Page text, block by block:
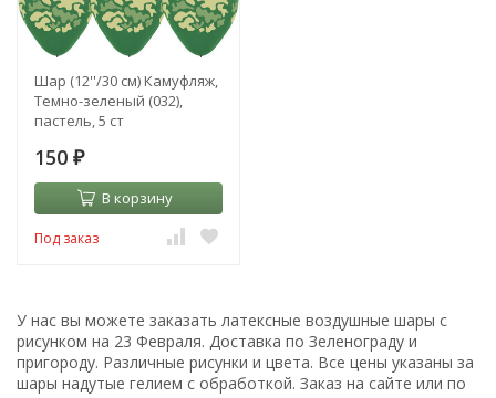
Шар (12''/30 см) Камуфляж,
Темно-зеленый (032),
пастель, 5 ст
150 ₽
В корзину
Под заказ
У нас вы можете заказать латексные воздушные шары с
рисунком на 23 Февраля. Доставка по Зеленограду и
пригороду. Различные рисунки и цвета. Все цены указаны за
шары надутые гелием с обработкой. Заказ на сайте или по